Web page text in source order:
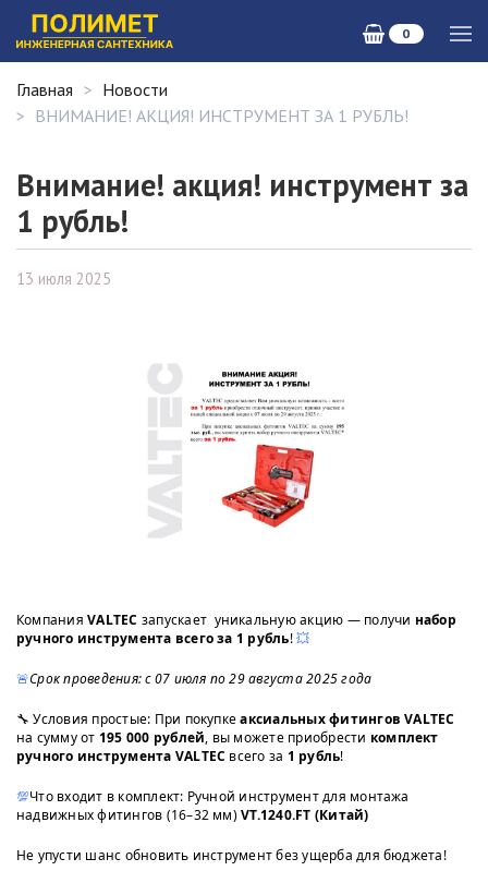
0
Главная
Новости
ВНИМАНИЕ! АКЦИЯ! ИНСТРУМЕНТ ЗА 1 РУБЛЬ!
Внимание! акция! инструмент за
1 рубль!
13 июля 2025
КомпанияVALTEC запускает уникальную акцию — получи набор
ручного инструмента всего за 1 рубль!💥
🚨Срок проведения: с 07 июля по 29 августа 2025 года
🔧 Условия простые: При покупкеаксиальных фитингов VALTEC
на сумму от 195 000 рублей, вы можете приобрести комплект
ручного инструмента VALTEC всего за 1 рубль!
💯Что входит в комплект: Ручной инструмент для монтажа
надвижных фитингов (16–32 мм)VT.1240.FT (Китай)
Не упусти шанс обновить инструмент без ущерба для бюджета!